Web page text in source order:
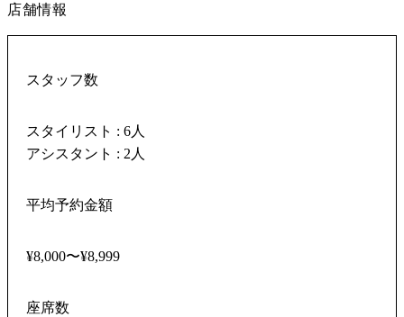
店舗情報
スタッフ数
スタイリスト : 6人
アシスタント : 2人
平均予約金額
¥8,000〜¥8,999
座席数